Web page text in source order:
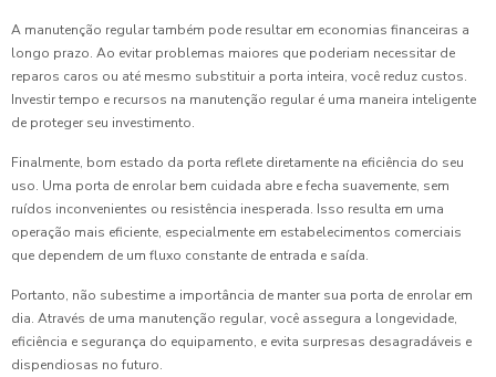
A manutenção regular também pode resultar em economias financeiras a
longo prazo. Ao evitar problemas maiores que poderiam necessitar de
reparos caros ou até mesmo substituir a porta inteira, você reduz custos.
Investir tempo e recursos na manutenção regular é uma maneira inteligente
de proteger seu investimento.
Finalmente, bom estado da porta reflete diretamente na eficiência do seu
uso. Uma porta de enrolar bem cuidada abre e fecha suavemente, sem
ruídos inconvenientes ou resistência inesperada. Isso resulta em uma
operação mais eficiente, especialmente em estabelecimentos comerciais
que dependem de um fluxo constante de entrada e saída.
Portanto, não subestime a importância de manter sua porta de enrolar em
dia. Através de uma manutenção regular, você assegura a longevidade,
eficiência e segurança do equipamento, e evita surpresas desagradáveis e
dispendiosas no futuro.